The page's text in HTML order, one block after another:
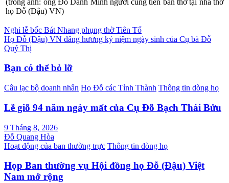
họ Đỗ (Đậu) VN)
Điều
hướng
viết
Nghi lễ bốc Bát Nhang phụng thờ Tiên Tổ
Họ Đỗ (Đậu) VN dâng hương kỷ niệm ngày sinh của Cụ bà Đỗ
Quý Thị
Bạn có thể bỏ lỡ
Câu lạc bộ doanh nhân Họ Đỗ các Tỉnh Thành Thông tin dòng họ
Lễ giỗ 94 năm ngày mất của Cụ Đỗ Bạch Thái Bửu
9 Tháng 8, 2026
Đỗ Quang Hòa
Hoạt động của ban thường trực Thông tin dòng họ
Họp Ban thường vụ Hội đồng họ Đỗ (Đậu) Việt
Nam mở rộng